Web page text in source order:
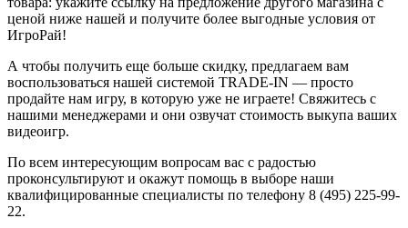
ценой ниже нашей и получите более выгодные условия от
ИгроРай!
А чтобы получить еще больше скидку, предлагаем вам
воспользоваться нашей системой TRADE-IN — просто
продайте нам игру, в которую уже не играете! Свяжитесь с
нашими менеджерами и они озвучат стоимость выкупа ваших
видеоигр.
По всем интересующим вопросам вас с радостью
проконсультируют и окажут помощь в выборе наши
квалифицированные специалисты по телефону 8 (495) 225-99-
22.